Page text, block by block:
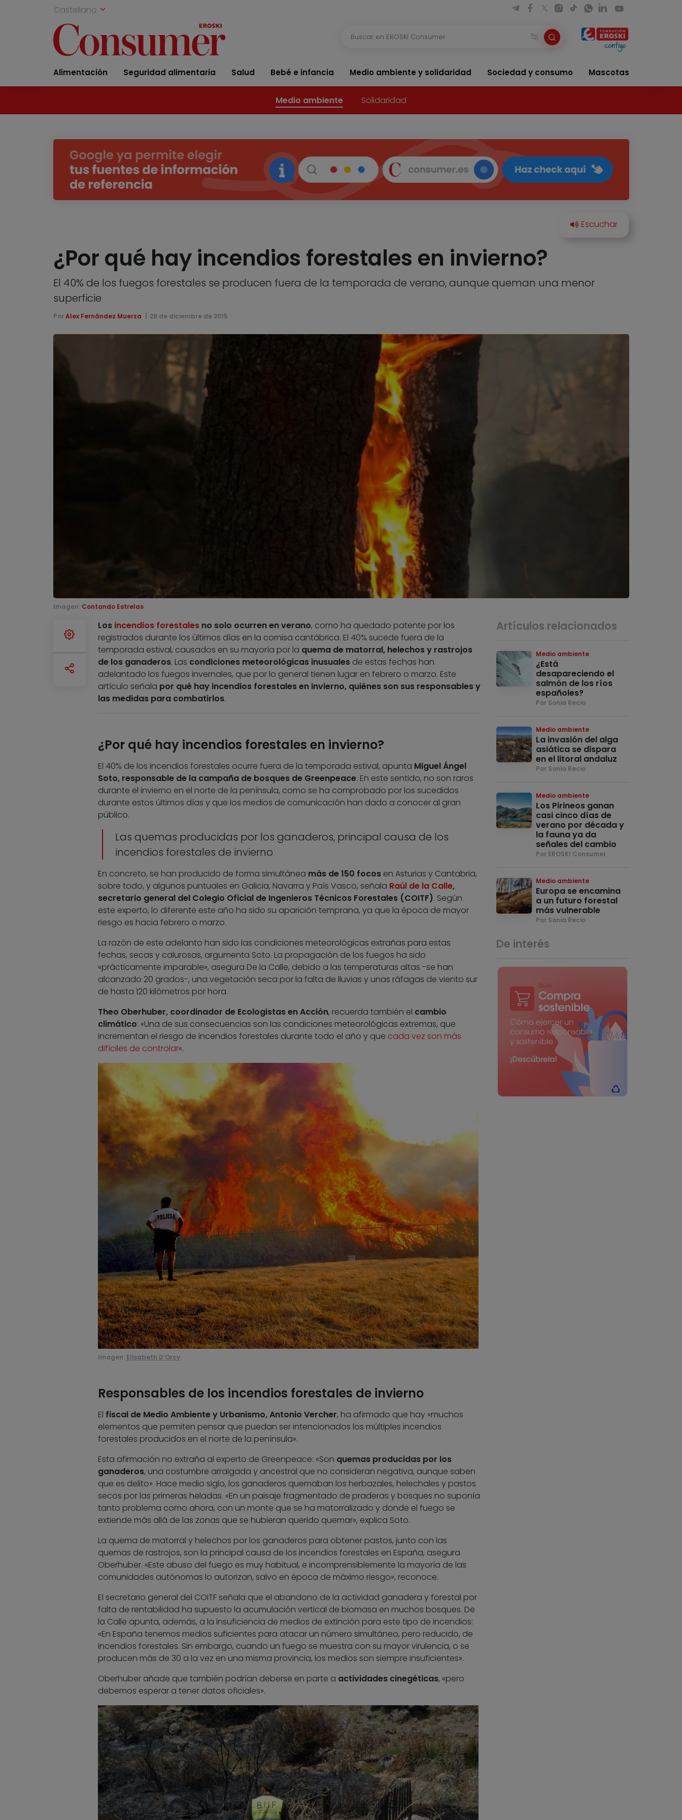
Castellano
Alimentación Seguridad alimentaria Salud Bebé e infancia Medio ambiente y solidaridad Sociedad y consumo Mascotas
Medio ambiente Solidaridad
¿Por qué hay incendios forestales en invierno?
El 40% de los fuegos forestales se producen fuera de la temporada de verano, aunque queman una menor
superficie
Por Alex Fernández Muerza 28 de diciembre de 2015
Imagen: Contando Estrelas
Los incendios forestalesno solo ocurren en verano, como ha quedado patente por los
registrados durante los últimos días en la cornisa cantábrica. El 40% sucede fuera de la
temporada estival, causados en su mayoría por la quema de matorral, helechos y rastrojos
de los ganaderos. Las condiciones meteorológicas inusualesde estas fechas han
adelantado los fuegos invernales, que por lo general tienen lugar en febrero o marzo. Este
artículo señala por qué hay incendios forestales en invierno, quiénes son sus responsables y
las medidas para combatirlos.
¿Por qué hay incendios forestales en invierno?
El 40% de los incendios forestales ocurre fuera de la temporada estival, apunta Miguel Ángel
Soto, responsable de la campaña de bosques de Greenpeace. En este sentido, no son raros
durante el invierno en el norte de la península, como se ha comprobado por los sucedidos
durante estos últimos días y que los medios de comunicación han dado a conocer al gran
público.
Las quemas producidas por los ganaderos, principal causa de los
incendios forestales de invierno
En concreto, se han producido de forma simultánea más de 150 focosen Asturias y Cantabria,
sobre todo, y algunos puntuales en Galicia, Navarra y País Vasco, señala Raúl de la Calle,
secretario general del Colegio Oficial de Ingenieros Técnicos Forestales (COITF). Según
este experto, lo diferente este año ha sido su aparición temprana, ya que la época de mayor
riesgo es hacia febrero o marzo.
La razón de este adelanto han sido las condiciones meteorológicas extrañas para estas
fechas, secas y calurosas, argumenta Soto. La propagación de los fuegos ha sido
«prácticamente imparable», asegura De la Calle, debido a las temperaturas altas -se han
alcanzado 20 grados-, una vegetación seca por la falta de lluvias y unas ráfagas de viento sur
de hasta 120 kilómetros por hora.
Theo Oberhuber, coordinador de Ecologistas en Acción, recuerda también el cambio
climático: «Una de sus consecuencias son las condiciones meteorológicas extremas, que
incrementan el riesgo de incendios forestales durante todo el año y que cada vez son más
difíciles de controlar«.
Imagen: Elisabeth D’Orcy
Responsables de los incendios forestales de invierno
El fiscal de Medio Ambiente y Urbanismo, Antonio Vercher, ha afirmado que hay «muchos
elementos que permiten pensar que puedan ser intencionados los múltiples incendios
forestales producidos en el norte de la península».
Esta afirmación no extraña al experto de Greenpeace: «Son quemas producidas por los
ganaderos, una costumbre arraigada y ancestral que no consideran negativa, aunque saben
que es delito». Hace medio siglo, los ganaderos quemaban los herbazales, helechales y pastos
secos por las primeras heladas. «En un paisaje fragmentado de praderas y bosques no suponía
tanto problema como ahora, con un monte que se ha matorralizado y donde el fuego se
extiende más allá de las zonas que se hubieran querido quemar», explica Soto.
La quema de matorral y helechos por los ganaderos para obtener pastos, junto con las
quemas de rastrojos, son la principal causa de los incendios forestales en España, asegura
Oberhuber. «Este abuso del fuego es muy habitual, e incomprensiblemente la mayoría de las
comunidades autónomas lo autorizan, salvo en época de máximo riesgo», reconoce.
El secretario general del COITF señala que el abandono de la actividad ganadera y forestal por
falta de rentabilidad ha supuesto la acumulación vertical de biomasa en muchos bosques. De
la Calle apunta, además, a la insuficiencia de medios de extinción para este tipo de incendios:
«En España tenemos medios suficientes para atacar un número simultáneo, pero reducido, de
incendios forestales. Sin embargo, cuando un fuego se muestra con su mayor virulencia, o se
producen más de 30 a la vez en una misma provincia, los medios son siempre insuficientes».
Oberhuber añade que también podrían deberse en parte a actividades cinegéticas, «pero
debemos esperar a tener datos oficiales».
Artículos relacionados
Medio ambiente
¿Está
desapareciendo el
salmón de los ríos
españoles?
Por Sonia Recio
Medio ambiente
La invasión del alga
asiática se dispara
en el litoral andaluz
Por Sonia Recio
Medio ambiente
Los Pirineos ganan
casi cinco días de
verano por década y
la fauna ya da
señales del cambio
Por EROSKI Consumer
Medio ambiente
Europa se encamina
a un futuro forestal
más vulnerable
Por Sonia Recio
De interés